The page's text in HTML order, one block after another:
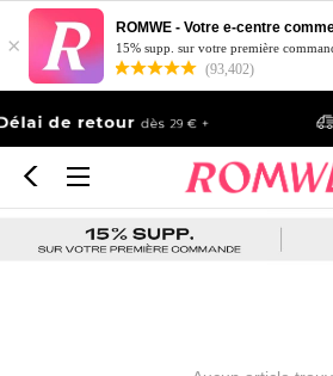
× 15% supp. sur votre première
(93,402)